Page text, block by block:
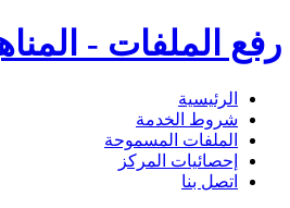
رفع الملفات -
الرئيسية
شروط الخدمة
الملفات المسموحة
إحصائيات المركز
اتصل بنا